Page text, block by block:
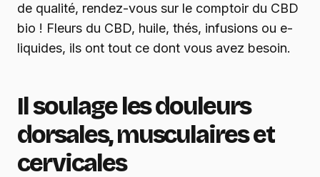
de qualité, rendez-vous sur le comptoir du CBD
bio ! Fleurs du CBD, huile, thés, infusions ou e-
liquides, ils ont tout ce dont vous avez besoin.
Il soulage les douleurs
dorsales, musculaires et
cervicales